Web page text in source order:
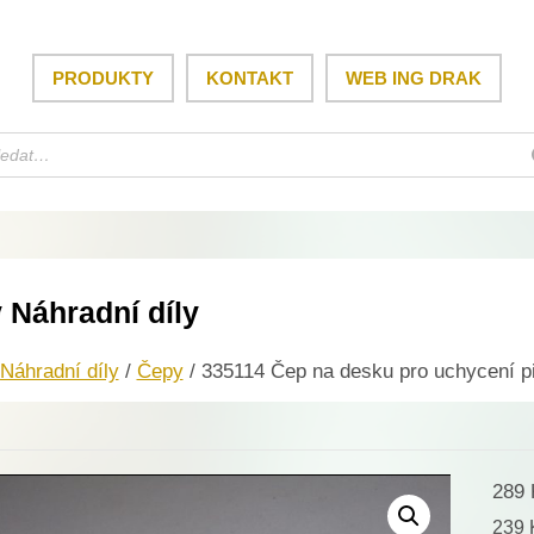
PRODUKTY KONTAKT WEB ING DRAK
Náhradní díly
Náhradní díly/ Čepy/ 335114 Čep na desku pro uchycení
289
239